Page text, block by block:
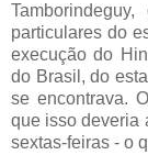
particulares do
execução do
do Brasil, do
se encontrava.
que isso deveria
sextas-feiras - o